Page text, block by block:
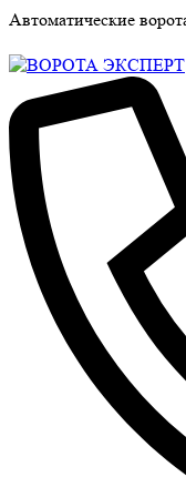
Автоматические